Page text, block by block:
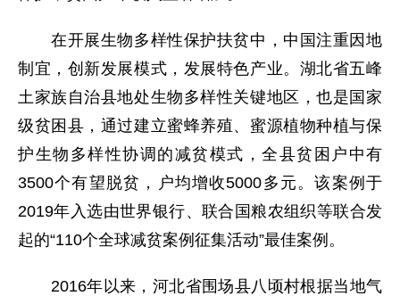
在开展生物多样性保护扶贫中，中国注重因地
制宜，创新发展模式，发展特色产业。湖北省五峰
土家族自治县地处生物多样性关键地区，也是国家
级贫困县，通过建立蜜蜂养殖、蜜源植物种植与保
护生物多样性协调的减贫模式，全县贫困户中有
3500个有望脱贫，户均增收5000多元。该案例于
2019年入选由世界银行、联合国粮农组织等联合发
起的“110个全球减贫案例征集活动”最佳案例。
2016年以来，河北省围场县八顷村根据当地气